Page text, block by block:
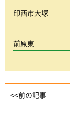
印西市大塚
前原東
<<前の記事